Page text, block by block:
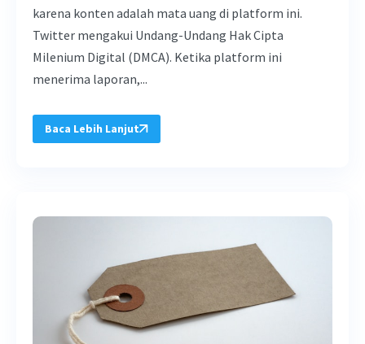
karena konten adalah mata uang di platform ini.
Twitter mengakui Undang-Undang Hak Cipta
Milenium Digital (DMCA). Ketika platform ini
menerima laporan,...
Baca Lebih Lanjut